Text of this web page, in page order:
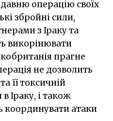
операцію своїх
збройні сили,
з Іраку та
викорінювати
прагне
не дозволить
її токсичній
в Іраку, і також
координувати атаки